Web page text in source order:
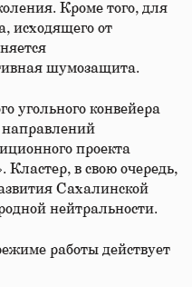
Кроме того, для
исходящего от
шумозащита.
угольного конвейера
проекта
Кластер, в свою очередь,
Сахалинской
нейтральности.
работы действует